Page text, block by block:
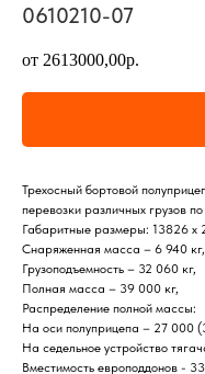
0610210-07
от 2613000,00р.
Трехосный бортовой
перевозки различных грузов
Габаритные размеры: 13826 х
Снаряженная масса – 6 940 кг,
Грузоподъемность – 32 060 кг,
Полная масса – 39 000 кг,
Распределение полной массы:
На оси полуприцепа – 27 000
На седельное устройство
Вместимость европоддонов -